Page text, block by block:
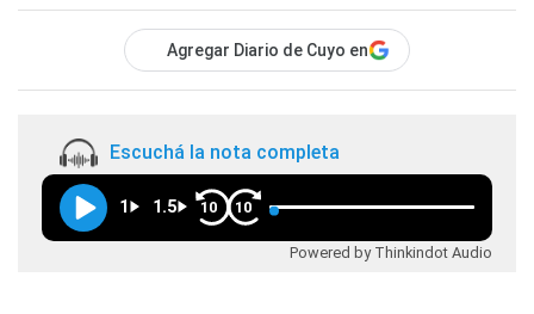
Agregar Diario de Cuyo en
Escuchá la nota completa
1 1.5 10 10
Powered by Thinkindot Audio